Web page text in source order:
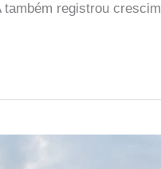
também registrou